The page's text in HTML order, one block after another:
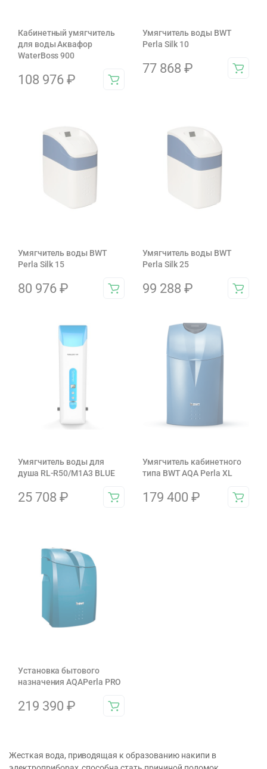
Кабинетный умягчитель
для воды Аквафор
WaterBoss 900
108 976 ₽
Умягчитель воды BWT
Perla Silk 10
77 868 ₽
Умягчитель воды BWT
Perla Silk 15
80 976 ₽
Умягчитель воды BWT
Perla Silk 25
99 288 ₽
Умягчитель воды для
душа RL-R50/M1A3 BLUE
25 708 ₽
Умягчитель кабинетного
типа BWT AQA Perla XL
179 400 ₽
Установка бытового
назначения AQAPerla PRO
219 390 ₽
Жесткая вода, приводящая к образованию накипи в